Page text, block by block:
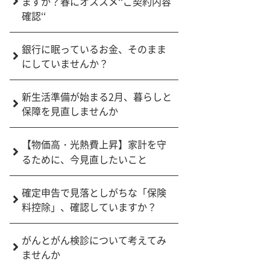
確認‘‘
銀行に眠っているお金、そのまま
にしていませんか？
新生活準備が始まる2月、暮らしと
保障を見直しませんか
【物価高・光熱費上昇】家計を守
るために、今見直したいこと
確定申告で見落としがちな「保険
料控除」、確認していますか？
がんとがん検診について考えてみ
ませんか